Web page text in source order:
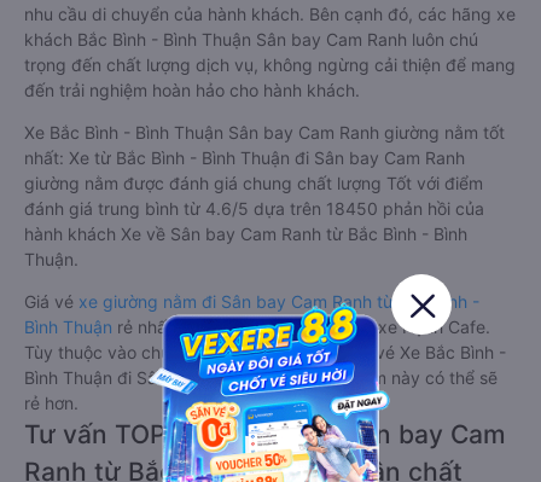
nhu cầu di chuyển của hành khách. Bên cạnh đó, các hãng xe
khách Bắc Bình - Bình Thuận Sân bay Cam Ranh luôn chú
trọng đến chất lượng dịch vụ, không ngừng cải thiện để mang
đến trải nghiệm hoàn hảo cho hành khách.
Xe Bắc Bình - Bình Thuận Sân bay Cam Ranh giường nằm tốt
nhất: Xe từ Bắc Bình - Bình Thuận đi Sân bay Cam Ranh
giường nằm được đánh giá chung chất lượng Tốt với điểm
đánh giá trung bình từ 4.6/5 dựa trên 18450 phản hồi của
hành khách Xe về Sân bay Cam Ranh từ Bắc Bình - Bình
Thuận.
Giá vé xe giường nằm đi Sân bay Cam Ranh từ Bắc Bình -
Bình Thuận rẻ nhất là 220000VND của hãng xe Hạnh Cafe.
Tùy thuộc vào chương trình khuyến mãi, giá vé Xe Bắc Bình -
Bình Thuận đi Sân bay Cam Ranh giường nằm này có thể sẽ
rẻ hơn.
Tư vấn TOP 2 xe khách đi Sân bay Cam
Ranh từ Bắc Bình - Bình Thuận chất